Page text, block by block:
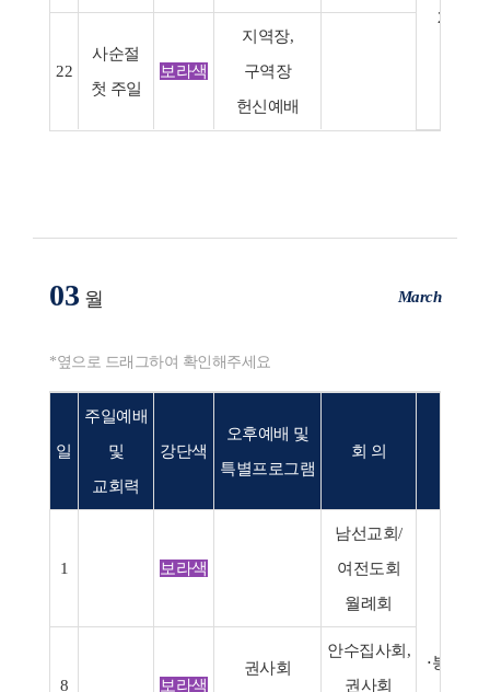
25(수)
22
사순절
첫 주일
보라색
지역장,
구역장
헌신예배
03 월 March
*옆으로 드래그하여 확인해주세요
일
주일예배
및
교회력
강단색
오후예배 및
특별프로그램
회 의
1 보라색
남선교회/
여전도회
월례회
⋅봉천시
8 보라색
권사회
안수집사회,
권사회